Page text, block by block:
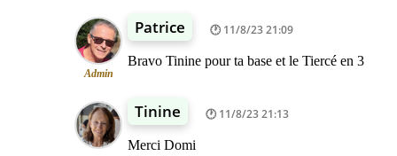
Admin
Patrice 11/8/23 21:09
Bravo Tinine pour ta base et le Tiercé en 3
Tinine 11/8/23 21:13
Merci Domi